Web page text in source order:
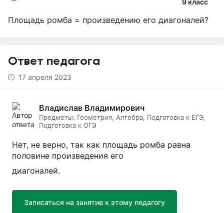
9 класс
Площадь ромба = произведению его диагоналей?
Ответ педагога
17 апреля 2023
Владислав Владимирович
Предметы: Геометрия, Алгебра, Подготовка к ЕГЭ,
Подготовка к ОГЭ
Нет, не верно, так как площадь ромба равна
половине произведения его
диагоналей.
Записаться на занятие к этому педагогу